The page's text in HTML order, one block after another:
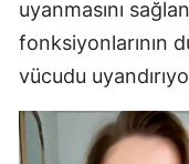
uyanmasını
fonksiyonlarının
vücudu